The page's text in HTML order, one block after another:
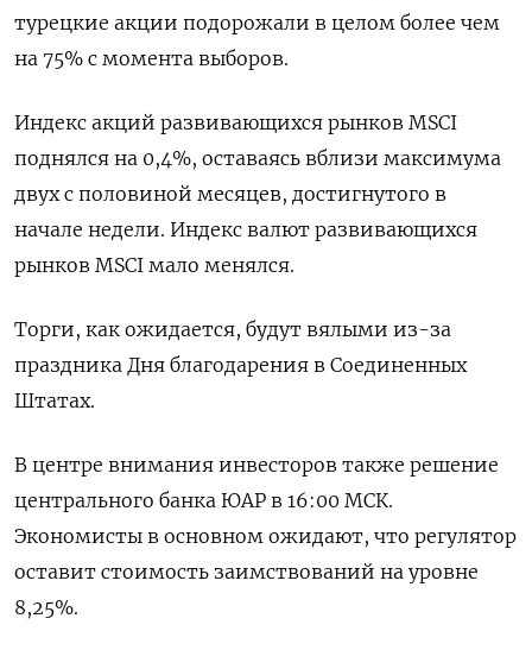
турецкие акции подорожали в целом более чем
на 75% с момента выборов.
Индекс акций развивающихся рынков MSCI
поднялся на 0,4%, оставаясь вблизи максимума
двух с половиной месяцев, достигнутого в
начале недели. Индекс валют развивающихся
рынков MSCI мало менялся.
Торги, как ожидается, будут вялыми из-за
праздника Дня благодарения в Соединенных
Штатах.
В центре внимания инвесторов также решение
центрального банка ЮАР в 16:00 МСК.
Экономисты в основном ожидают, что регулятор
оставит стоимость заимствований на уровне
8,25%.